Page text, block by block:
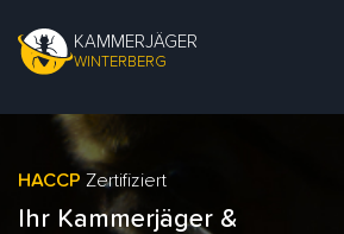
KAMMERJÄGER
WINTERBERG
HACCP Zertifiziert
Ihr Kammerjäger &